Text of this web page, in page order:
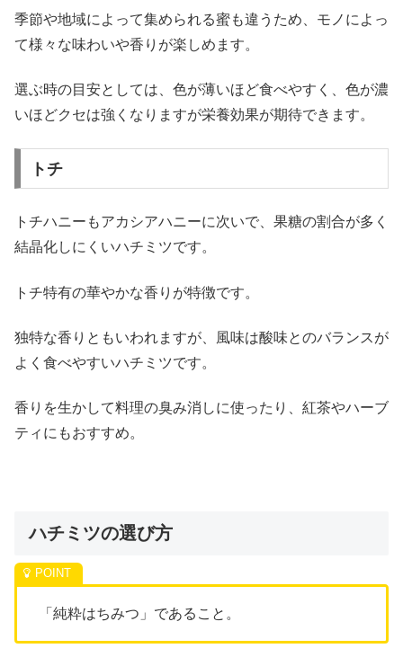
季節や地域によって集められる蜜も違うため、モノによっ
て様々な味わいや香りが楽しめます。
選ぶ時の目安としては、色が薄いほど食べやすく、色が濃
いほどクセは強くなりますが栄養効果が期待できます。
トチ
トチハニーもアカシアハニーに次いで、果糖の割合が多く
結晶化しにくいハチミツです。
トチ特有の華やかな香りが特徴です。
独特な香りともいわれますが、風味は酸味とのバランスが
よく食べやすいハチミツです。
香りを生かして料理の臭み消しに使ったり、紅茶やハーブ
ティにもおすすめ。
ハチミツの選び方
「純粋はちみつ」であること。